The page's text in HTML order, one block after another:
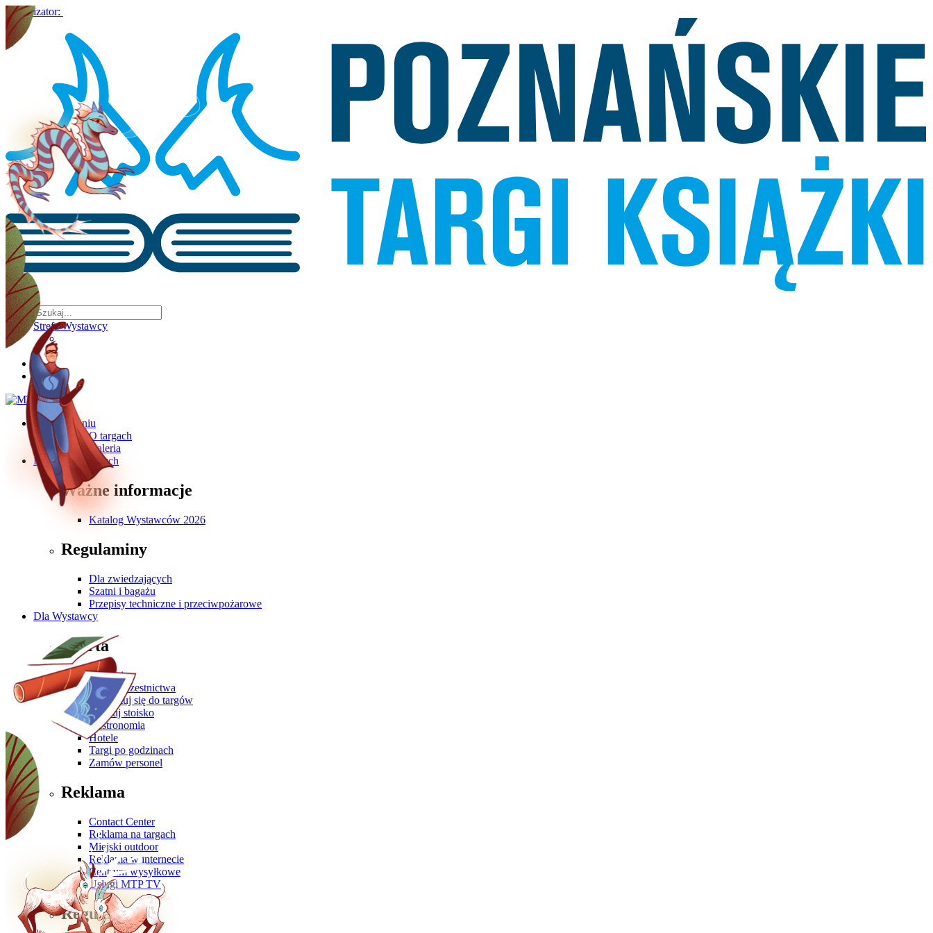
Organizator:
Strefa Wystawcy
O wydarzeniu
O targach
Galeria
Dla Zwiedzających
Ważne informacje
Katalog Wystawców 2026
Regulaminy
Dla zwiedzających
Szatni i bagażu
Przepisy techniczne i przeciwpożarowe
Dla Wystawcy
Oferta
Zgłoś się
Oferta uczestnictwa
Przygotuj się do targów
Zbuduj stoisko
Gastronomia
Hotele
Targi po godzinach
Zamów personel
Reklama
Contact Center
Reklama na targach
Miejski outdoor
Reklama w internecie
Centrum wysyłkowe
Usługi MTP TV
Regulaminy